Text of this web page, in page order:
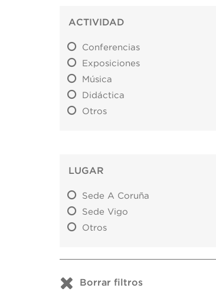
ACTIVIDAD
Conferencias
Exposiciones
Música
Didáctica
Otros
LUGAR
Sede A Coruña
Sede Vigo
Otros
Borrar filtros